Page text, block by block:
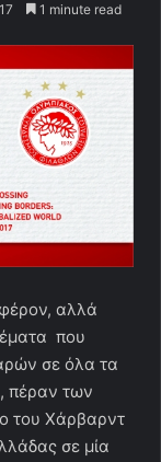
1 minute read
αλλά
που
σε όλα τα
πέραν των
του Χάρβαρντ
σε μία